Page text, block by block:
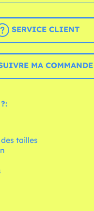
SERVICE CLIENT
MA COMMANDE
tailles